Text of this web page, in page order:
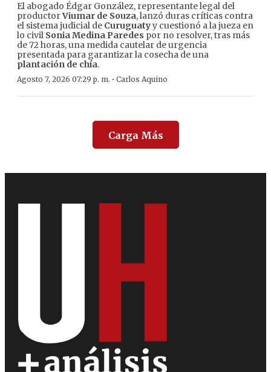
El abogado Édgar González, representante legal del
productorViumar de Souza, lanzó duras críticas contra
el sistema judicial de Curuguatyy cuestionó a la jueza en
lo civil Sonia Medina Paredes por no resolver, tras más
de 72 horas, una medida cautelar de urgencia
presentada para garantizar la cosecha de una
plantación de chía.
Agosto 7, 2026 07:29 p. m. · Carlos Aquino
Carga Más